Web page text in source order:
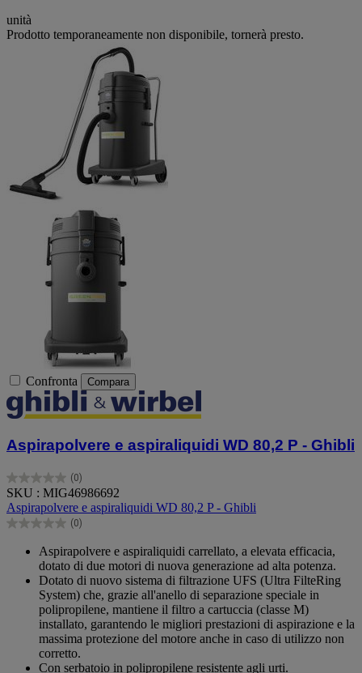
unità
Prodotto temporaneamente non disponibile, tornerà presto.
Confronta Compara
Aspirapolvere e aspiraliquidi WD 80,2 P - Ghibli
(0)
0.0
su
5
stelle.
SKU : MIG46986692
Aspirapolvere e aspiraliquidi WD 80,2 P - Ghibli
(0)
0.0
Aspirapolvere e aspiraliquidi carrellato, a elevata efficacia,
dotato di due motori di nuova generazione ad alta potenza.
Dotato di nuovo sistema di filtrazione UFS (Ultra FilteRing
System) che, grazie all'anello di separazione speciale in
polipropilene, mantiene il filtro a cartuccia (classe M)
installato, garantendo le migliori prestazioni di aspirazione e la
massima protezione del motore anche in caso di utilizzo non
corretto.
Con serbatoio in polipropilene resistente agli urti.